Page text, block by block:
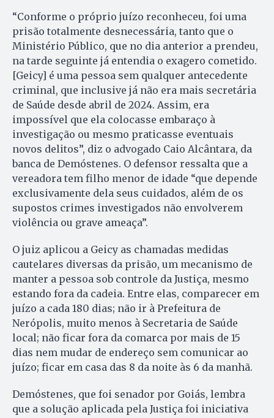
“Conforme o próprio juízo reconheceu, foi uma
prisão totalmente desnecessária, tanto que o
Ministério Público, que no dia anterior a prendeu,
na tarde seguinte já entendia o exagero cometido.
[Geicy] é uma pessoa sem qualquer antecedente
criminal, que inclusive já não era mais secretária
de Saúde desde abril de 2024. Assim, era
impossível que ela colocasse embaraço à
investigação ou mesmo praticasse eventuais
novos delitos”, diz o advogado Caio Alcântara, da
banca de Demóstenes. O defensor ressalta que a
vereadora tem filho menor de idade “que depende
exclusivamente dela seus cuidados, além de os
supostos crimes investigados não envolverem
violência ou grave ameaça”.
O juiz aplicou a Geicy as chamadas medidas
cautelares diversas da prisão, um mecanismo de
manter a pessoa sob controle da Justiça, mesmo
estando fora da cadeia. Entre elas, comparecer em
juízo a cada 180 dias; não ir à Prefeitura de
Nerópolis, muito menos à Secretaria de Saúde
local; não ficar fora da comarca por mais de 15
dias nem mudar de endereço sem comunicar ao
juízo; ficar em casa das 8 da noite às 6 da manhã.
Demóstenes, que foi senador por Goiás, lembra
que a solução aplicada pela Justiça foi iniciativa